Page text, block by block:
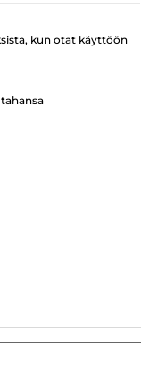
kun otat käyttöön